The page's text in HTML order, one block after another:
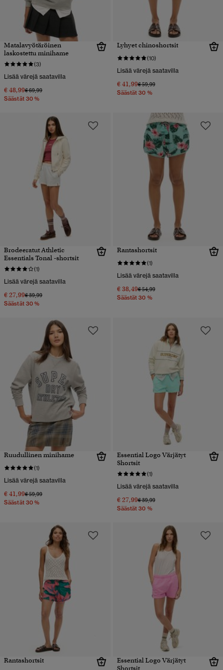
Matalavyötäröinen
laskostettu minihame
(3)
Lisää värejä saatavilla
€ 48,99Hinta alennettu hinnasta
€ 69,99hintaan
Säästät 30 %
Lyhyet chinoshortsit
(10)
Lisää värejä saatavilla
€ 41,99Hinta alennettu hinnasta
€ 59,99hintaan
Säästät 30 %
Brodeeratut Athletic
Essentials Tonal -shortsit
(1)
Lisää värejä saatavilla
€ 27,99Hinta alennettu hinnasta
€ 39,99hintaan
Säästät 30 %
Rantashortsit
(1)
Lisää värejä saatavilla
€ 38,49Hinta alennettu hinnasta
€ 54,99hintaan
Säästät 30 %
Ruudullinen minihame
(1)
Lisää värejä saatavilla
€ 41,99Hinta alennettu hinnasta
€ 59,99hintaan
Säästät 30 %
Essential Logo Värjätyt
Shortsit
(1)
Lisää värejä saatavilla
€ 27,99Hinta alennettu hinnasta
€ 39,99hintaan
Säästät 30 %
Rantashortsit
Essential Logo Värjätyt
Shortsit